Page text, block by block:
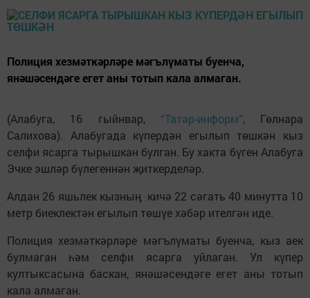
Полиция хезмәткәрләре мәгълүматы буенча,
янәшәсендәге егет аны тотып кала алмаган.
(Алабуга, 16 гыйнвар, “Татар-информ”, Гөлнара
Салихова). Алабугада күпердән егылып төшкән кыз
селфи ясарга тырышкан булган. Бу хакта бүген Алабуга
Эчке эшләр бүлегеннән җиткерделәр.
Алдан 26 яшьлек кызның кичә 22 сәгать 40 минутта 10
метр биеклектән егылып төшүе хәбәр ителгән иде.
Полиция хезмәткәрләре мәгълүматы буенча, кыз аек
булмаган һәм селфи ясарга уйлаган. Ул күпер
култыксасына баскан, янәшәсендәге егет аны тотып
кала алмаган.